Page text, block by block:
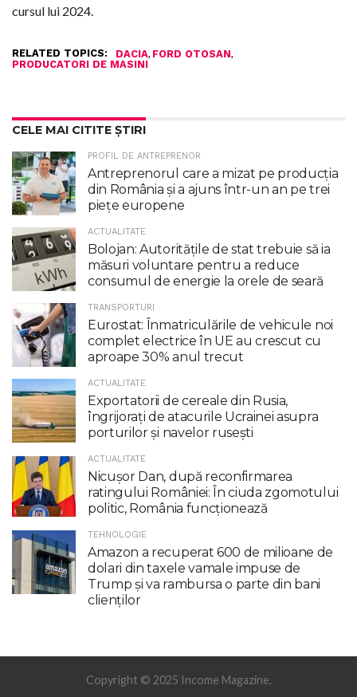
cursul lui 2024.
RELATED TOPICS: DACIA, FORD OTOSAN,
PRODUCATORI DE MASINI
CELE MAI CITITE ȘTIRI
PROFIL DE ANTREPRENOR
Antreprenorul care a mizat pe producția
din România și a ajuns într-un an pe trei
piețe europene
ACTUALITATE
Bolojan: Autoritățile de stat trebuie să ia
măsuri voluntare pentru a reduce
consumul de energie la orele de seară
TRANSPORTURI
Eurostat: Înmatriculările de vehicule noi
complet electrice în UE au crescut cu
aproape 30% anul trecut
ACTUALITATE
Exportatorii de cereale din Rusia,
îngrijorați de atacurile Ucrainei asupra
porturilor și navelor rusești
ACTUALITATE
Nicuşor Dan, după reconfirmarea
ratingului României: În ciuda zgomotului
politic, România funcţionează
TEHNOLOGIE
Amazon a recuperat 600 de milioane de
dolari din taxele vamale impuse de
Trump şi va rambursa o parte din bani
clienţilor
Copyright © 2025 Income Magazine.